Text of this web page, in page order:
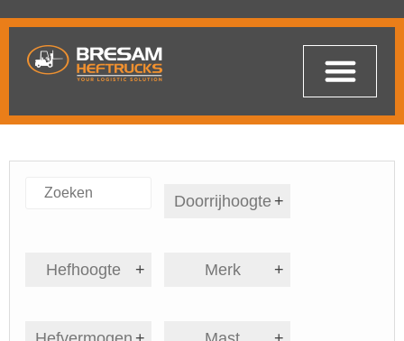
Doorrijhoogte +
Hefhoogte + Merk +